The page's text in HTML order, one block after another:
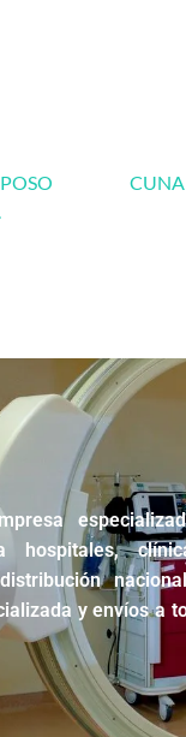
CUNA
hospitales,
y envíos a